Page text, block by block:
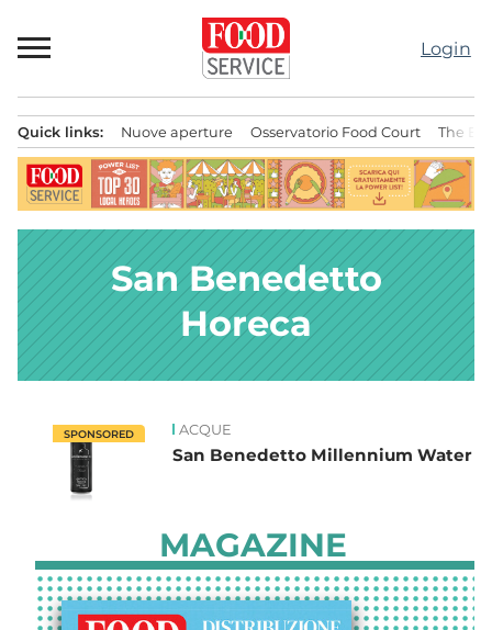
al
contenuto
Login
principale
Quick links: Nuove aperture Osservatorio Food Court The
San Benedetto
Horeca
NewsSPONSORED ACQUE
San Benedetto Millennium Water
MAGAZINE